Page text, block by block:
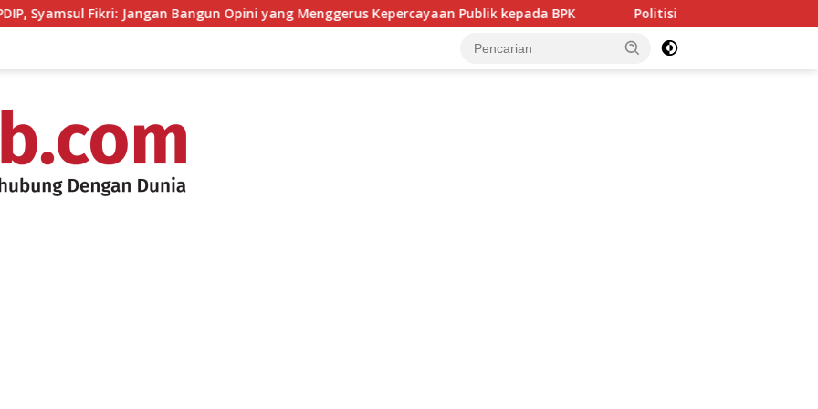
Jangan Bangun Opini yang Menggerus Kepercayaan Publik kepada BPK Politisi PDIP NTB Respons Demokrat soal